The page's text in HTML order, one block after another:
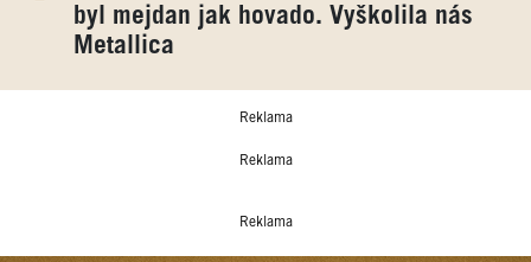
byl mejdan jak hovado. Vyškolila nás
Metallica
Reklama
Reklama
Reklama